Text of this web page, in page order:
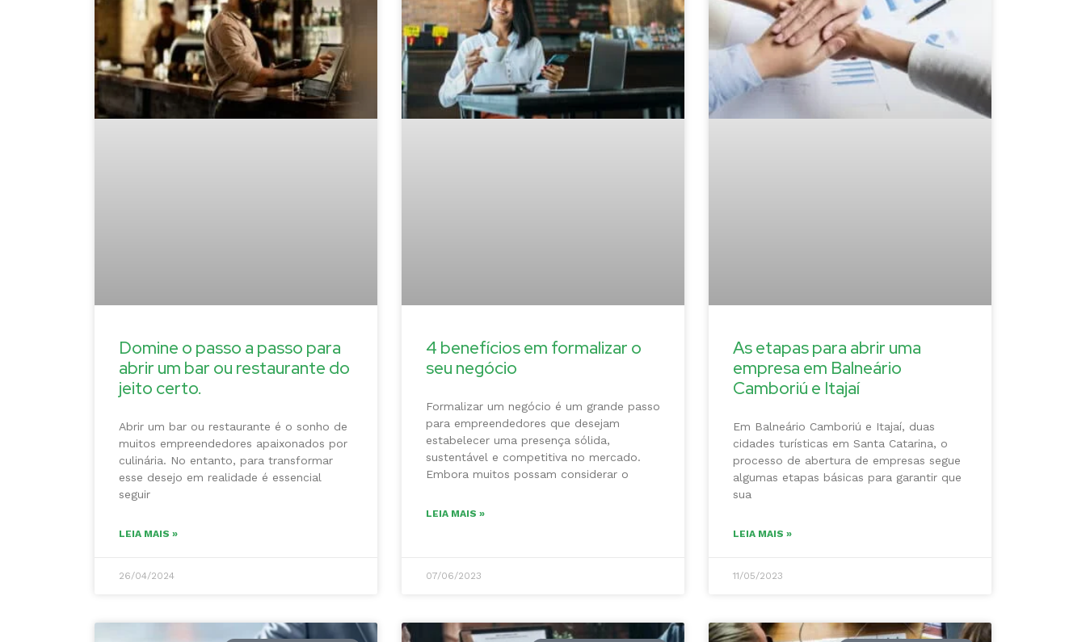
Domine o passo a passo para
abrir um bar ou restaurante do
jeito certo.
Abrir um bar ou restaurante é o sonho de
muitos empreendedores apaixonados por
culinária. No entanto, para transformar
esse desejo em realidade é essencial
seguir
LEIA MAIS »
26/04/2024
4 benefícios em formalizar o
seu negócio
Formalizar um negócio é um grande passo
para empreendedores que desejam
estabelecer uma presença sólida,
sustentável e competitiva no mercado.
Embora muitos possam considerar o
LEIA MAIS »
07/06/2023
As etapas para abrir uma
empresa em Balneário
Camboriú e Itajaí
Em Balneário Camboriú e Itajaí, duas
cidades turísticas em Santa Catarina, o
processo de abertura de empresas segue
algumas etapas básicas para garantir que
sua
LEIA MAIS »
11/05/2023